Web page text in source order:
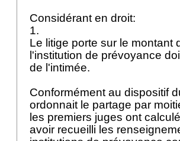
Considérant en droit:
1.
Le litige porte sur le montant
l'institution de prévoyance
de l'intimée.
Conformément au dispositif
ordonnait le partage par
les premiers juges ont
avoir recueilli les